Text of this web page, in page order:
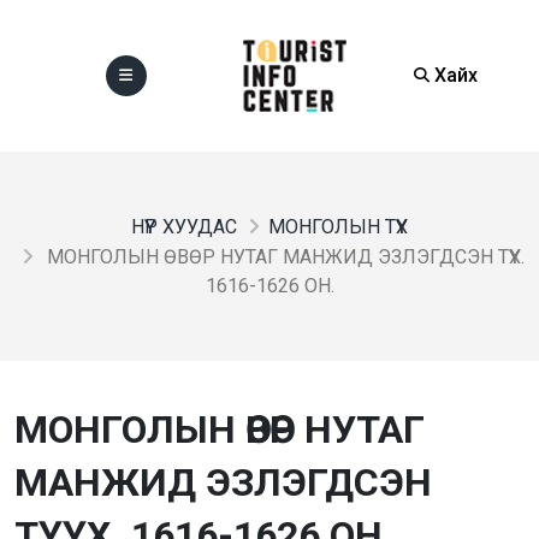
Хайх
НҮҮР ХУУДАС
МОНГОЛЫН ТҮҮХ
МОНГОЛЫН ӨВӨР НУТАГ МАНЖИД ЭЗЛЭГДСЭН ТҮҮХ.
1616-1626 ОН.
МОНГОЛЫН ӨВӨР НУТАГ
МАНЖИД ЭЗЛЭГДСЭН